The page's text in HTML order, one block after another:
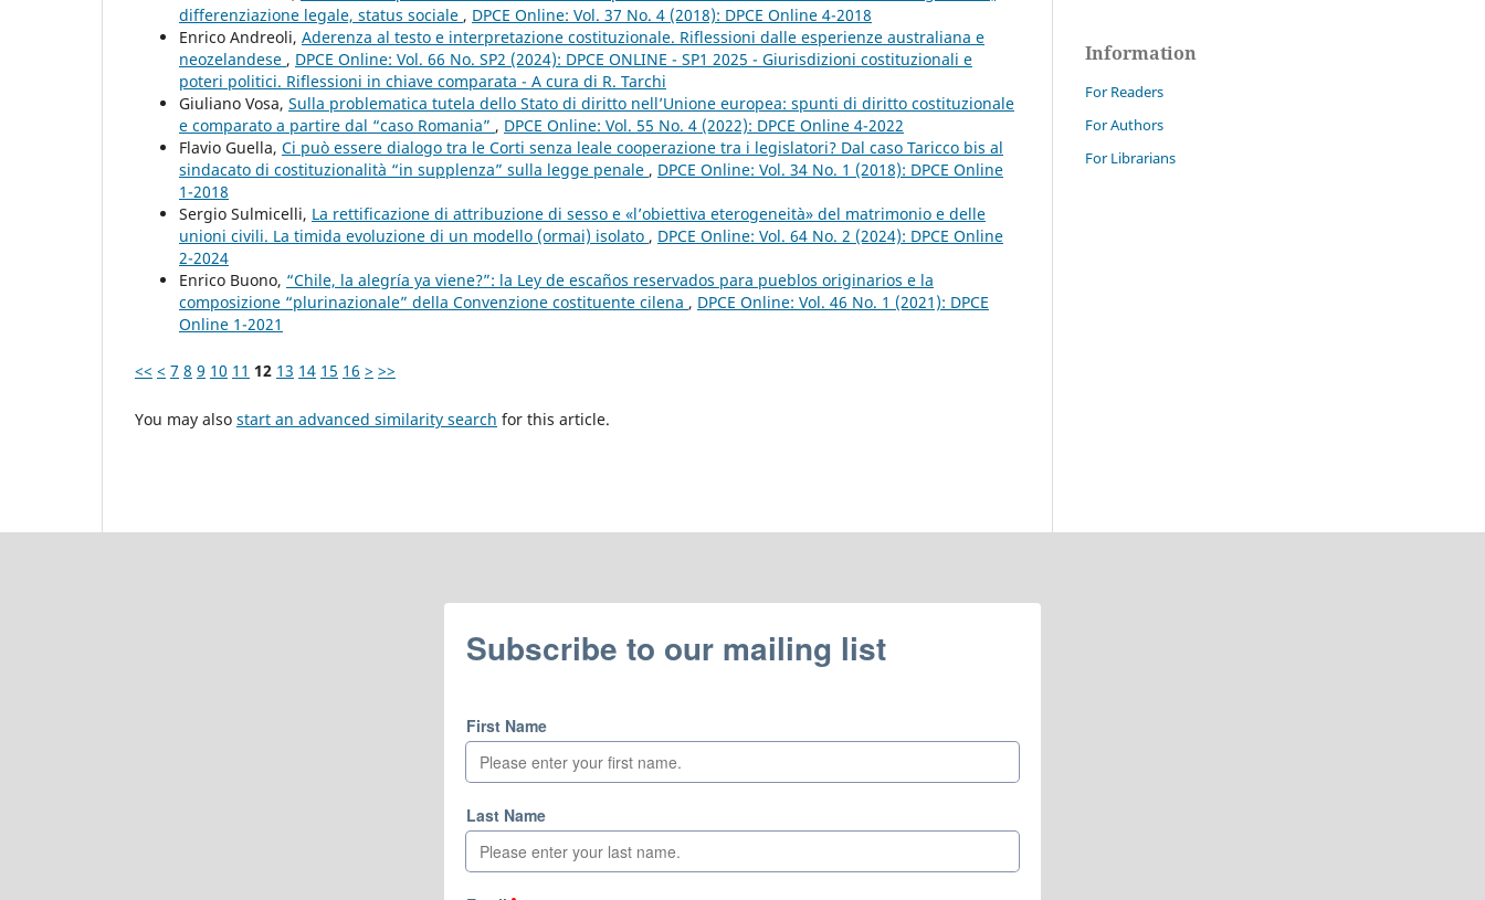
differenziazione legale, status sociale , DPCE Online: Vol. 37 No. 4 (2018): DPCE Online 4-2018
Enrico Andreoli, Aderenza al testo e interpretazione costituzionale. Riflessioni dalle esperienze australiana e
neozelandese , DPCE Online: Vol. 66 No. SP2 (2024): DPCE ONLINE - SP1 2025 - Giurisdizioni costituzionali e
poteri politici. Riflessioni in chiave comparata - A cura di R. Tarchi
Giuliano Vosa, Sulla problematica tutela dello Stato di diritto nell’Unione europea: spunti di diritto costituzionale
e comparato a partire dal “caso Romania” , DPCE Online: Vol. 55 No. 4 (2022): DPCE Online 4-2022
Flavio Guella, Ci può essere dialogo tra le Corti senza leale cooperazione tra i legislatori? Dal caso Taricco bis al
sindacato di costituzionalità “in supplenza” sulla legge penale , DPCE Online: Vol. 34 No. 1 (2018): DPCE Online
1-2018
Sergio Sulmicelli, La rettificazione di attribuzione di sesso e «l’obiettiva eterogeneità» del matrimonio e delle
unioni civili. La timida evoluzione di un modello (ormai) isolato , DPCE Online: Vol. 64 No. 2 (2024): DPCE Online
2-2024
Enrico Buono, “Chile, la alegría ya viene?”: la Ley de escaños reservados para pueblos originarios e la
composizione “plurinazionale” della Convenzione costituente cilena , DPCE Online: Vol. 46 No. 1 (2021): DPCE
Online 1-2021
<< < 7 8 9 10 11 12 13 14 15 16 > >>
You may also start an advanced similarity search for this article.
Information
For Readers
For Authors
For Librarians